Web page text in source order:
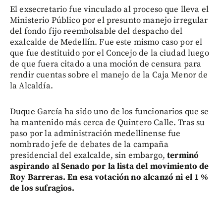
El exsecretario fue vinculado al proceso que lleva el
Ministerio Público por el presunto manejo irregular
del fondo fijo reembolsable del despacho del
exalcalde de Medellín. Fue este mismo caso por el
que fue destituido por el Concejo de la ciudad luego
de que fuera citado a una moción de censura para
rendir cuentas sobre el manejo de la Caja Menor de
la Alcaldía.
Duque García ha sido uno de los funcionarios que se
ha mantenido más cerca de Quintero Calle. Tras su
paso por la administración medellinense fue
nombrado jefe de debates de la campaña
presidencial del exalcalde, sin embargo,terminó
aspirando al Senado por la lista del movimiento de
Roy Barreras. En esa votación no alcanzó ni el 1 %
de los sufragios.